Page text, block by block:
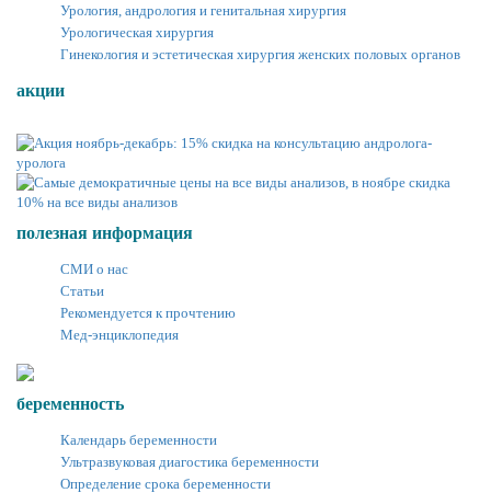
Урология, андрология и генитальная хирургия
Урологическая хирургия
Гинекология и эстетическая хирургия женских половых органов
акции
полезная информация
СМИ о нас
Статьи
Рекомендуется к прочтению
Мед-энциклопедия
беременность
Календарь беременности
Ультразвуковая диагостика беременности
Определение срока беременности